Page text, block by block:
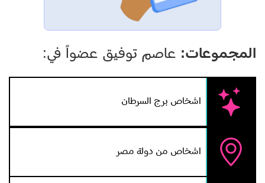
المجموعات: عاصم توفيق عضواً في:
اشخاص برج السرطان
اشخاص من دولة مصر